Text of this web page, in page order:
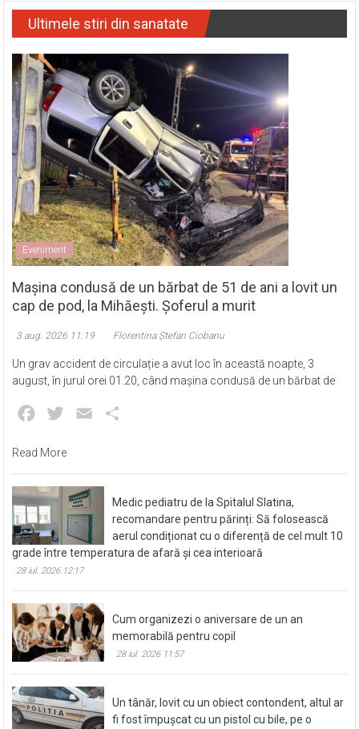
Ultimele stiri din sanatate
Eveniment
Mașina condusă de un bărbat de 51 de ani a lovit un
cap de pod, la Mihăești. Șoferul a murit
3 aug. 2026 11:19 Florentina Ștefan Ciobanu
Un grav accident de circulație a avut loc în această noapte, 3
august, în jurul orei 01.20, când mașina condusă de un bărbat de
Facebook
Twitter Email
Read More
Medic pediatru de la Spitalul Slatina,
recomandare pentru părinți: Să folosească
aerul condiționat cu o diferență de cel mult 10
grade între temperatura de afară și cea interioară
28 iul. 2026 12:17
Cum organizezi o aniversare de un an
memorabilă pentru copil
28 iul. 2026 11:57
Un tânăr, lovit cu un obiect contondent, altul ar
fi fost împușcat cu un pistol cu bile, pe o